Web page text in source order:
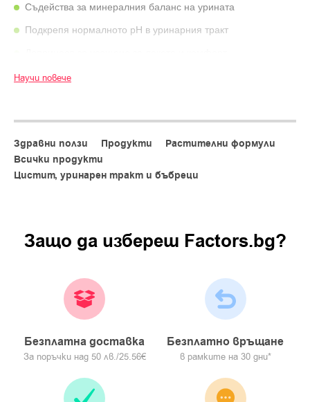
Съдействa за минералния баланс на урината
Подкрепя нормалното pH в уринарния тракт
Състав:
Saxifraga ligulata
Rubia cordifolia
Cyperus scariosus
Lime Silicate Calx
Начин на употреба:
Приемат се по 2 таблетки три пъти дневно. Не се
препоръчва при наличие на големи камъни, водещи до
Разгледай всички продукти на ХИМАЛАЯ
и онлайн магазин
Научи повече
Здравни ползи Продукти
Растителни формули
Всички продукти
Цистит, уринарен тракт и бъбреци
Защо да изберeш Factors.bg?
Безплатна доставка
За поръчки над 50 лв./25.56€
Безплатно връщане
в рамките на 30 дни*